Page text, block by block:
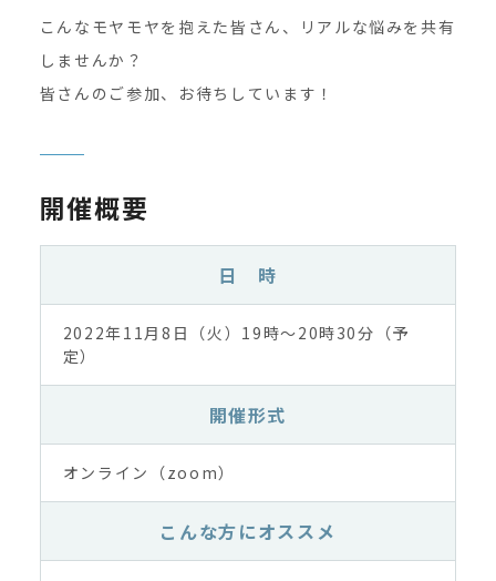
こんなモヤモヤを抱えた皆さん、リアルな悩みを共有
しませんか？
皆さんのご参加、お待ちしています！
開催概要
日 時
2022年11月8日（火）19時～20時30分（予
定）
開催形式
オンライン（zoom）
こんな方にオススメ